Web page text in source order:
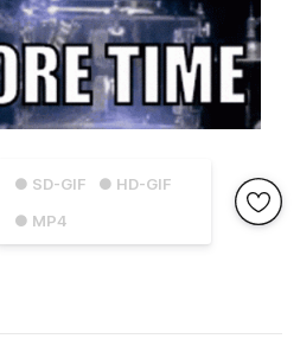
● SD-GIF
● HD-GIF
● MP4